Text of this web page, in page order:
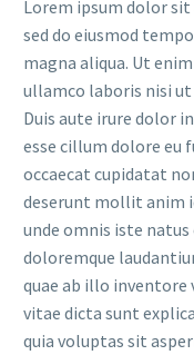
Lorem ipsum dolor
sed do eiusmod
magna aliqua. Ut
ullamco laboris nisi ut
Duis aute irure dolor
esse cillum dolore eu
occaecat cupidatat
deserunt mollit anim
unde omnis iste
doloremque
quae ab illo
vitae dicta sunt
quia voluptas sit